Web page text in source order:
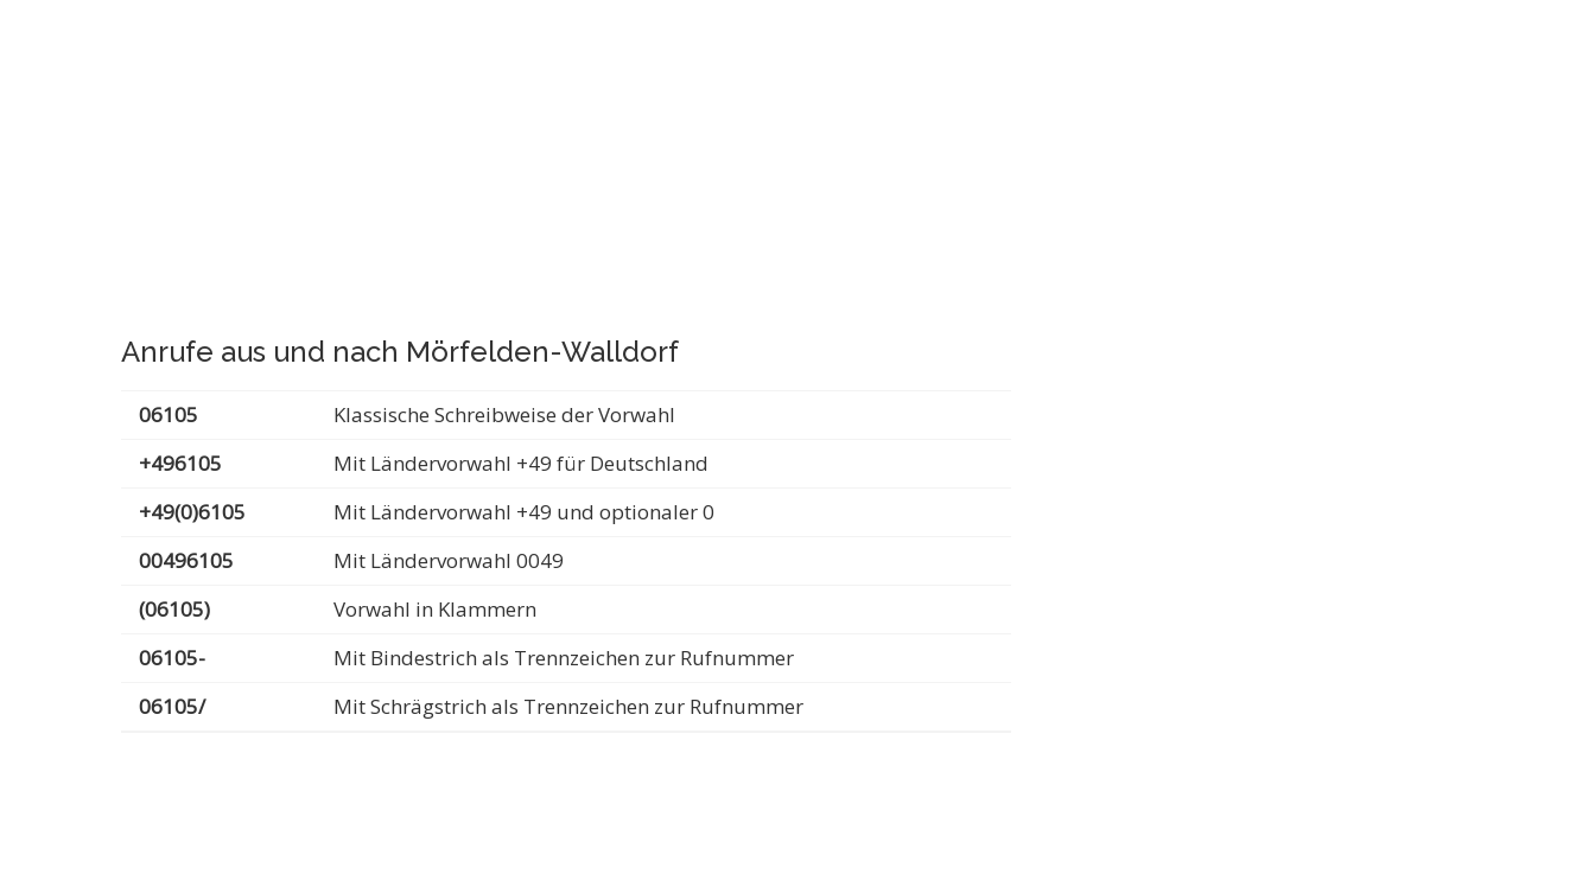
Anrufe aus und nach Mörfelden-Walldorf
06105
Klassische Schreibweise der Vorwahl
+496105
Mit Ländervorwahl +49 für Deutschland
+49(0)6105
Mit Ländervorwahl +49 und optionaler 0
00496105
Mit Ländervorwahl 0049
(06105)
Vorwahl in Klammern
06105-
Mit Bindestrich als Trennzeichen zur Rufnummer
06105/
Mit Schrägstrich als Trennzeichen zur Rufnummer